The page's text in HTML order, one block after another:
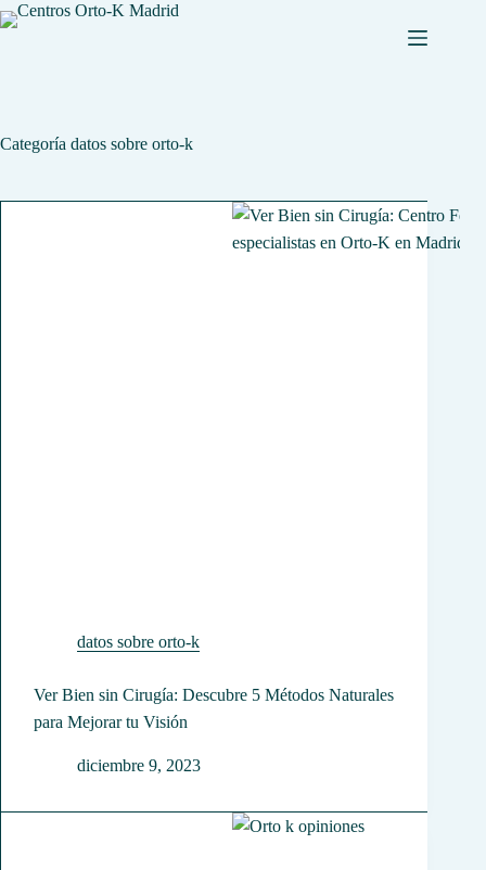
Saltar
Categoría datos sobre orto-k
datos sobre orto-k
Ver Bien sin Cirugía: Descubre 5 Métodos Naturales
para Mejorar tu Visión
diciembre 9, 2023